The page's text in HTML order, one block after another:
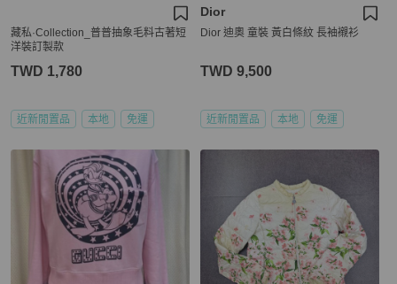
藏私·Collection_普普抽象毛料古著短
洋裝訂製款
TWD 1,780
近新閒置品 本地 免運
Dior
Dior 迪奧 童裝 黃白條紋 長袖襯衫
TWD 9,500
近新閒置品 本地 免運